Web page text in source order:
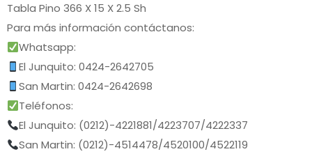
Tabla Pino 366 X 15 X 2.5 Sh
Para más información contáctanos:
Whatsapp:
El Junquito: 0424-2642705
San Martin: 0424-2642698
Teléfonos:
El Junquito: (0212)-4221881/4223707/4222337
San Martin: (0212)-4514478/4520100/4522119